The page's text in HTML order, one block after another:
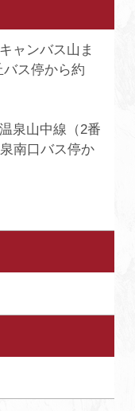
ャンバス山ま
ス停から約
泉山中線（2番
南口バス停か